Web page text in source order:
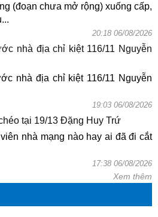
(đoạn chưa mở rộng) xuống cấp,
20:18 06/08/2026
nhà địa chỉ kiệt 116/11 Nguyễn
nhà địa chỉ kiệt 116/11 Nguyễn
19:03 06/08/2026
tại 19/13 Đặng Huy Trứ
nhà mạng nào hay ai đã đi cắt
17:38 06/08/2026
Xem thêm